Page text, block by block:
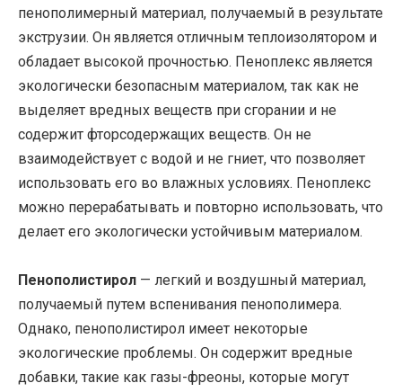
пенополимерный материал, получаемый в результате
экструзии. Он является отличным теплоизолятором и
обладает высокой прочностью. Пеноплекс является
экологически безопасным материалом, так как не
выделяет вредных веществ при сгорании и не
содержит фторсодержащих веществ. Он не
взаимодействует с водой и не гниет, что позволяет
использовать его во влажных условиях. Пеноплекс
можно перерабатывать и повторно использовать, что
делает его экологически устойчивым материалом.
Пенополистирол — легкий и воздушный материал,
получаемый путем вспенивания пенополимера.
Однако, пенополистирол имеет некоторые
экологические проблемы. Он содержит вредные
добавки, такие как газы-фреоны, которые могут